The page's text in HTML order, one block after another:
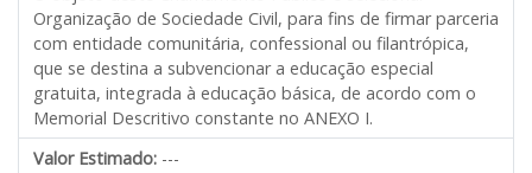
Organização de Sociedade Civil, para fins de firmar parceria
com entidade comunitária, confessional ou filantrópica,
que se destina a subvencionar a educação especial
gratuita, integrada à educação básica, de acordo com o
Memorial Descritivo constante no ANEXO I.
Valor Estimado: ---